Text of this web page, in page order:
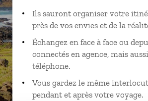
Ils sauront organiser votre
près de vos envies et de la
Échangez en face à face ou
connectés en agence, mais
téléphone.
Vous gardez le même
pendant et après votre voyage.